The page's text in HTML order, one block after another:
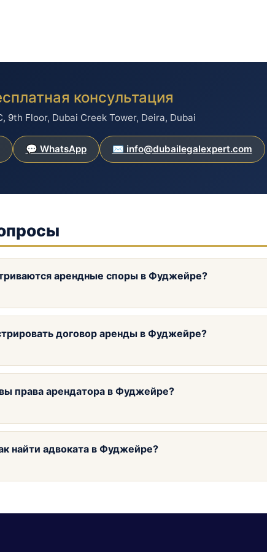
консультация
9th Floor, Dubai Creek Tower, Deira, Dubai
💬 WhatsApp ✉️ info@dubailegalexpert.com
арендные споры в Фуджейре?
договор аренды в Фуджейре?
права арендатора в Фуджейре?
найти адвоката в Фуджейре?